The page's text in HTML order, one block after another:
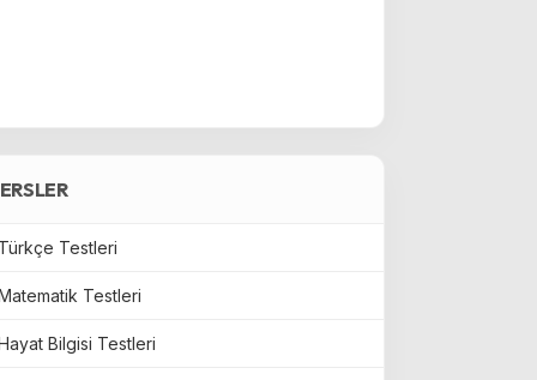
Türkçe Testleri
Testleri
Bilgisi Testleri